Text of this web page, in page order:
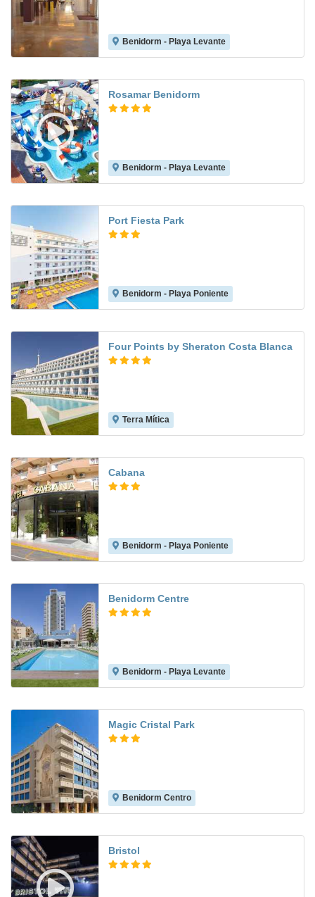
Benidorm - Playa Levante
Rosamar Benidorm
Benidorm - Playa Levante
Port Fiesta Park
Benidorm - Playa Poniente
Four Points by Sheraton Costa Blanca
Terra Mítica
Cabana
Benidorm - Playa Poniente
Benidorm Centre
Benidorm - Playa Levante
Magic Cristal Park
Benidorm Centro
Bristol